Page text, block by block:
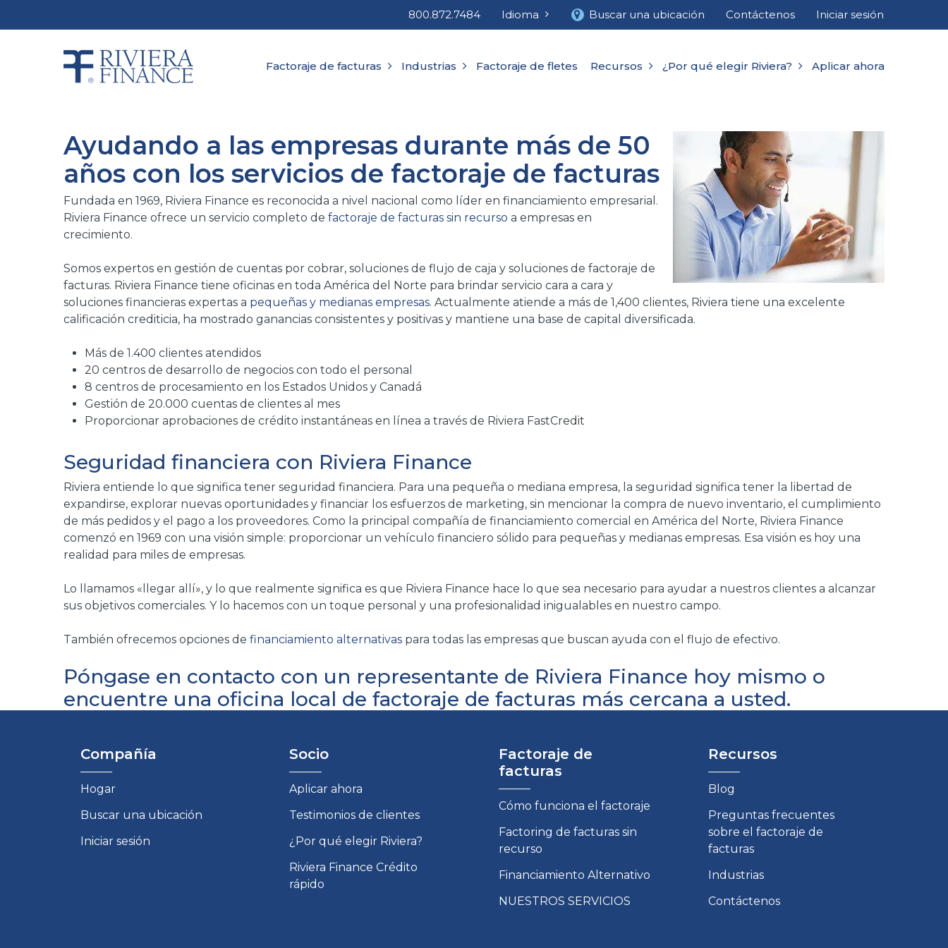
800.872.7484 Idioma Buscar una ubicación Contáctenos Iniciar sesión
Factoraje de facturas Industrias Factoraje de fletes Recursos ¿Por qué elegir Riviera? Aplicar ahora
Ayudando a las empresas durante más de 50
años con los servicios de factoraje de facturas
Fundada en 1969, Riviera Finance es reconocida a nivel nacional como líder en financiamiento empresarial.
Riviera Finance ofrece un servicio completo defactoraje de facturas sin recurso a empresas en
crecimiento.
Somos expertos en gestión de cuentas por cobrar, soluciones de flujo de caja y soluciones de factoraje de
facturas. Riviera Finance tiene oficinas en toda América del Norte para brindar servicio cara a cara y
soluciones financieras expertas a pequeñas y medianas empresas. Actualmente atiende a más de 1,400 clientes, Riviera tiene una excelente
calificación crediticia, ha mostrado ganancias consistentes y positivas y mantiene una base de capital diversificada.
Más de 1.400 clientes atendidos
20 centros de desarrollo de negocios con todo el personal
8 centros de procesamiento en los Estados Unidos y Canadá
Gestión de 20.000 cuentas de clientes al mes
Proporcionar aprobaciones de crédito instantáneas en línea a través de Riviera FastCredit
Seguridad financiera con Riviera Finance
Riviera entiende lo que significa tener seguridad financiera. Para una pequeña o mediana empresa, la seguridad significa tener la libertad de
expandirse, explorar nuevas oportunidades y financiar los esfuerzos de marketing, sin mencionar la compra de nuevo inventario, el cumplimiento
de más pedidos y el pago a los proveedores. Como la principal compañía de financiamiento comercial en América del Norte, Riviera Finance
comenzó en 1969 con una visión simple: proporcionar un vehículo financiero sólido para pequeñas y medianas empresas. Esa visión es hoy una
realidad para miles de empresas.
Lo llamamos «llegar allí», y lo que realmente significa es que Riviera Finance hace lo que sea necesario para ayudar a nuestros clientes a alcanzar
sus objetivos comerciales. Y lo hacemos con un toque personal y una profesionalidad inigualables en nuestro campo.
También ofrecemos opciones definanciamiento alternativas para todas las empresas que buscan ayuda con el flujo de efectivo.
Póngase en contacto con un representante de Riviera Finance hoy mismo o
encuentre una oficina local de factoraje de facturas más cercana a usted.
Compañía
Hogar
Buscar una ubicación
Iniciar sesión
Socio
Aplicar ahora
Testimonios de clientes
¿Por qué elegir Riviera?
Riviera Finance Crédito
rápido
Factoraje de
facturas
Cómo funciona el factoraje
Factoring de facturas sin
recurso
Financiamiento Alternativo
NUESTROS SERVICIOS
Recursos
Blog
Preguntas frecuentes
sobre el factoraje de
facturas
Industrias
Contáctenos